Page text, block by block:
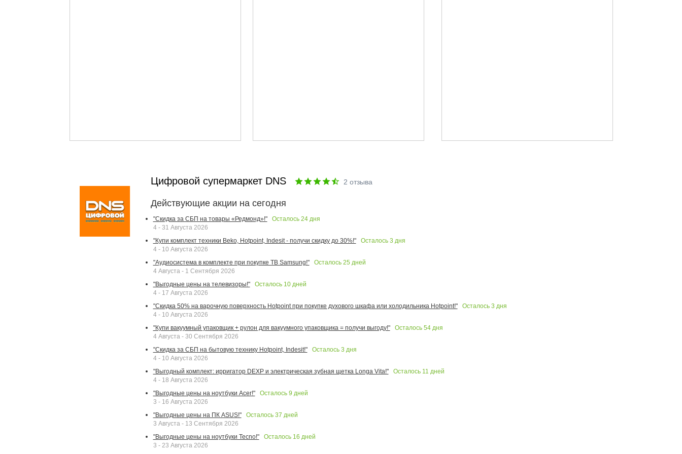
Цифровой супермаркет DNS 2 отзыва
Действующие акции на сегодня
"Скидка за СБП на товары «Редмонд»!" Осталось 24дня
4 - 31 Августа 2026
"Купи комплект техники Beko, Hotpoint, Indesit - получи скидку до 30%!"
Осталось 3 дня
4 - 10 Августа 2026
"Аудиосистема в комплекте при покупке ТВ Samsung!"
Осталось 25 дней
4 Августа - 1 Сентября 2026
"Выгодные цены на телевизоры!"
Осталось 10дней
4 - 17 Августа 2026
"Скидка 50% на варочную поверхность Hotpoint при покупке духового шкафа или холодильника Hotpoint!"
Осталось 3 дня
4 - 10 Августа 2026
"Купи вакуумный упаковщик + рулон для вакуумного упаковщика = получи выгоду!"
Осталось 54дня
4 Августа - 30 Сентября 2026
"Скидка за СБП на бытовую технику Hotpoint, Indesit!"
Осталось 3 дня
4 - 10 Августа 2026
"Выгодный комплект: ирригатор DEXP и электрическая зубная щетка Longa Vita!"
Осталось 11 дней
4 - 18 Августа 2026
"Выгодные цены на ноутбуки Acer!"
Осталось 9 дней
3 - 16 Августа 2026
"Выгодные цены на ПК ASUS!"
Осталось 37 дней
3 Августа - 13 Сентября 2026
"Выгодные цены на ноутбуки Tecno!"
Осталось 16 дней
3 - 23 Августа 2026